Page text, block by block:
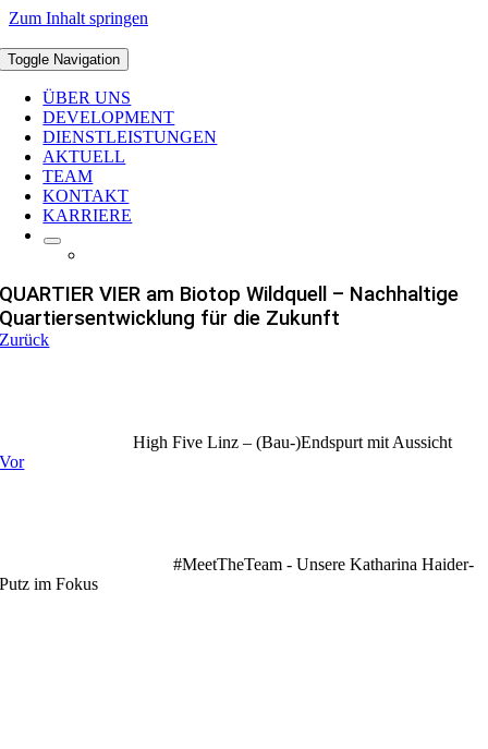
Zum Inhalt springen
Toggle Navigation
ÜBER UNS
DEVELOPMENT
DIENSTLEISTUNGEN
AKTUELL
TEAM
KONTAKT
KARRIERE
QUARTIER VIER am Biotop Wildquell – Nachhaltige
Quartiersentwicklung für die Zukunft
Zurück
High Five Linz – (Bau-)Endspurt mit Aussicht
Vor
#MeetTheTeam - Unsere Katharina Haider-
Putz im Fokus